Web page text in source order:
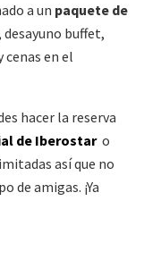
a un paquete de
desayuno buffet,
en el
hacer la reserva
de Iberostar o
así que no
de amigas. ¡Ya